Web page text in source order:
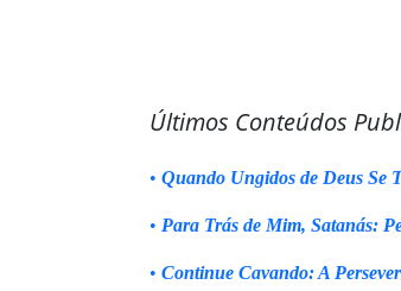
Últimos Conteúdos
• Quando Ungidos de Deus Se
• Para Trás de Mim, Satanás:
• Continue Cavando: A